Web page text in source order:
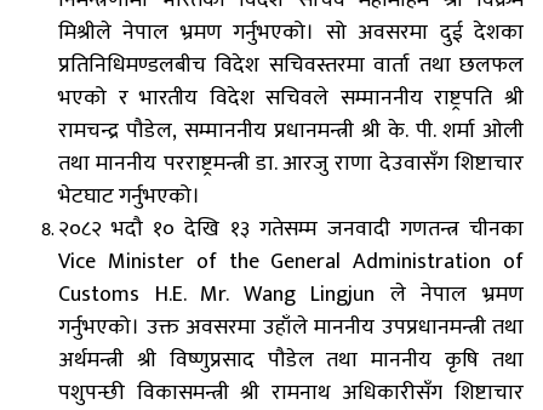
मिश्रीले नेपाल भ्रमण गर्नुभएको। सो अवसरमा दुई देशका
प्रतिनिधिमण्डलबीच विदेश सचिवस्तरमा वार्ता तथा छलफल
भएको र भारतीय विदेश सचिवले सम्माननीय राष्ट्रपति श्री
रामचन्द्र पौडेल, सम्माननीय प्रधानमन्त्री श्री के. पी. शर्मा ओली
तथा माननीय परराष्ट्रमन्त्री डा. आरजु राणा देउवासँग शिष्टाचार
भेटघाट गर्नुभएको।
२०८२ भदौ १० देखि १३ गतेसम्म जनवादी गणतन्त्र चीनका
Vice Minister of the General Administration of
Customs H.E. Mr. Wang Lingjun ले नेपाल भ्रमण
गर्नुभएको। उक्त अवसरमा उहाँले माननीय उपप्रधानमन्त्री तथा
अर्थमन्त्री श्री विष्णुप्रसाद पौडेल तथा माननीय कृषि तथा
पशुपन्छी विकासमन्त्री श्री रामनाथ अधिकारीसँग शिष्टाचार